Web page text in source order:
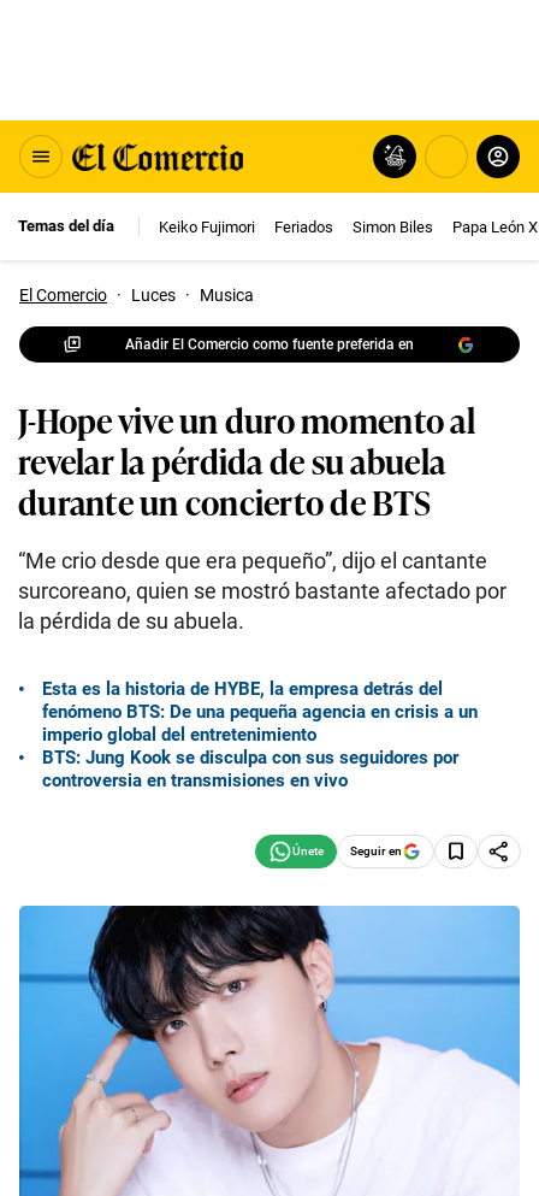
Temas del día Keiko Fujimori Feriados Simon Biles Papa León
El Comercio · Luces · Musica
Añadir El Comercio como fuente preferida en
J-Hope vive un duro momento al
revelar la pérdida de su abuela
durante un concierto de BTS
“Me crio desde que era pequeño”, dijo el cantante
surcoreano, quien se mostró bastante afectado por
la pérdida de su abuela.
Esta es la historia de HYBE, la empresa detrás del
fenómeno BTS: De una pequeña agencia en crisis a un
imperio global del entretenimiento
BTS: Jung Kook se disculpa con sus seguidores por
controversia en transmisiones en vivo
Seguir en